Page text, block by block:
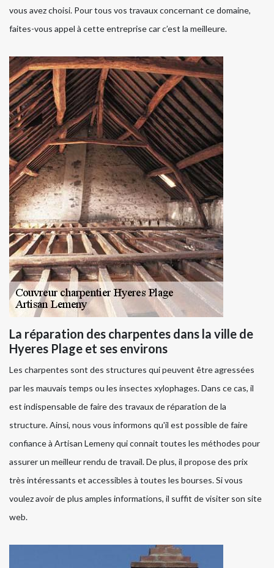
vous avez choisi. Pour tous vos travaux concernant ce domaine,
faites-vous appel à cette entreprise car c’est la meilleure.
La réparation des charpentes dans la ville de
Hyeres Plage et ses environs
Les charpentes sont des structures qui peuvent être agressées
par les mauvais temps ou les insectes xylophages. Dans ce cas, il
est indispensable de faire des travaux de réparation de la
structure. Ainsi, nous vous informons qu'il est possible de faire
confiance à Artisan Lemeny qui connait toutes les méthodes pour
assurer un meilleur rendu de travail. De plus, il propose des prix
très intéressants et accessibles à toutes les bourses. Si vous
voulez avoir de plus amples informations, il suffit de visiter son site
web.